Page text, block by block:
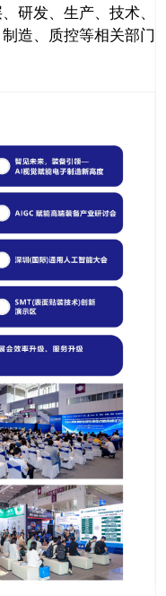
研发、生产、技术、
造、质控等相关部门